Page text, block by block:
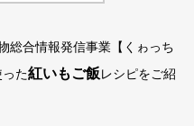
総合情報発信事業【くゎっち
った紅いもご飯レシピをご紹